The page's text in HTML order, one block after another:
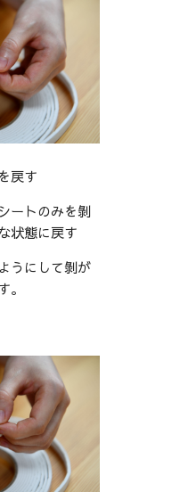
戻す
ートのみを剝
状態に戻す
うにして剝が
。